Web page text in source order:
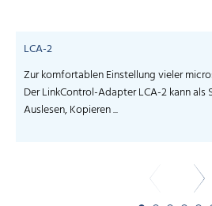
LCA-2
Zur komfortablen Einstellung vieler
Der LinkControl-Adapter LCA-2 kann
Auslesen, Kopieren ...